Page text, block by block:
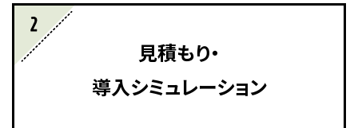
見積もり・
導入シミュレーション